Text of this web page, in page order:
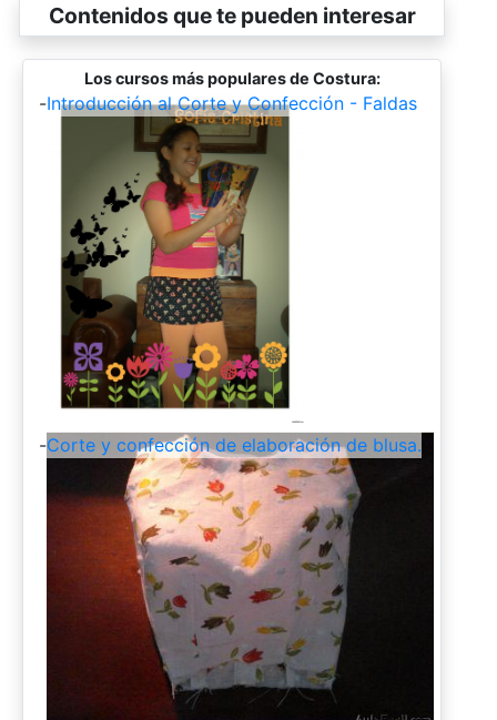
Contenidos que te pueden interesar
Los cursos más populares de Costura:
-Introducción al Corte y Confección - Faldas
-Corte y confección de elaboración de blusa.